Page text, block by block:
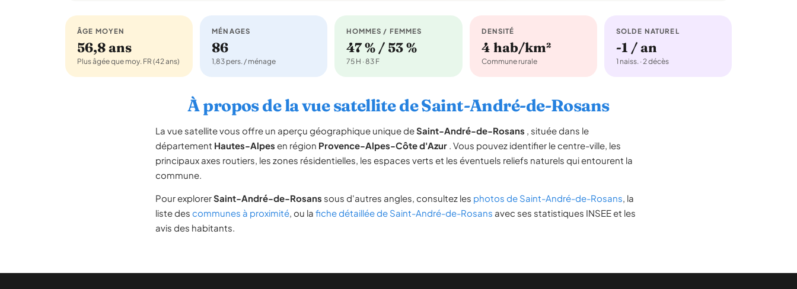
ÂGE MOYEN
56,8 ans
Plus âgée que moy. FR (42 ans)
MÉNAGES
86
1,83 pers. / ménage
HOMMES / FEMMES
47 % / 53 %
75 H · 83 F
DENSITÉ
4 hab/km²
Commune rurale
SOLDE NATUREL
-1 / an
1 naiss. · 2 décès
À propos de la vue satellite de Saint-André-de-Rosans
La vue satellite vous offre un aperçu géographique unique deSaint-André-de-Rosans , située dans le
département Hautes-Alpes en région Provence-Alpes-Côte d'Azur . Vous pouvez identifier le centre-ville, les
principaux axes routiers, les zones résidentielles, les espaces verts et les éventuels reliefs naturels qui entourent la
commune.
Pour explorerSaint-André-de-Rosans sous d'autres angles, consultez les photos de Saint-André-de-Rosans, la
liste des communes à proximité, ou la fiche détaillée de Saint-André-de-Rosans avec ses statistiques INSEE et les
avis des habitants.